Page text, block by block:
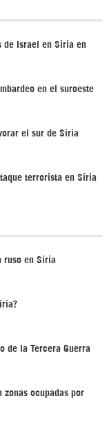
de Israel en Siria en
en el suroeste
el sur de Siria
terrorista en Siria
ruso en Siria
de la Tercera Guerra
zonas ocupadas por